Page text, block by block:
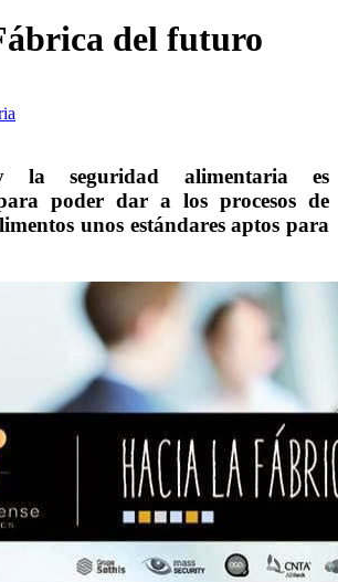
del futuro
seguridad alimentaria es
poder dar a los procesos de
unos estándares aptos para